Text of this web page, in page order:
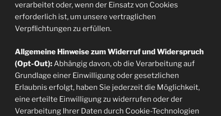
verarbeitet oder, wenn der Einsatz von Cookies
erforderlich ist, um unsere vertraglichen
Verpflichtungen zu erfüllen.
Allgemeine Hinweise zum Widerruf und Widerspruch
(Opt-Out): Abhängig davon, ob die Verarbeitung auf
Grundlage einer Einwilligung oder gesetzlichen
Erlaubnis erfolgt, haben Sie jederzeit die Möglichkeit,
eine erteilte Einwilligung zu widerrufen oder der
Verarbeitung Ihrer Daten durch Cookie-Technologien